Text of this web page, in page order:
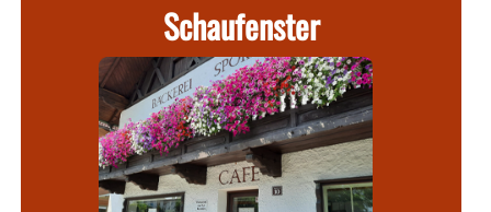
Schaufenster